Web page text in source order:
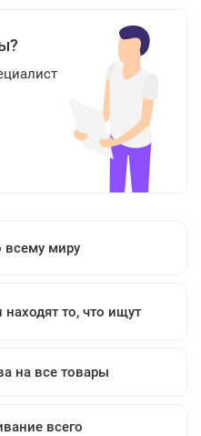
всему миру
то, что ищут
на все товары
всего